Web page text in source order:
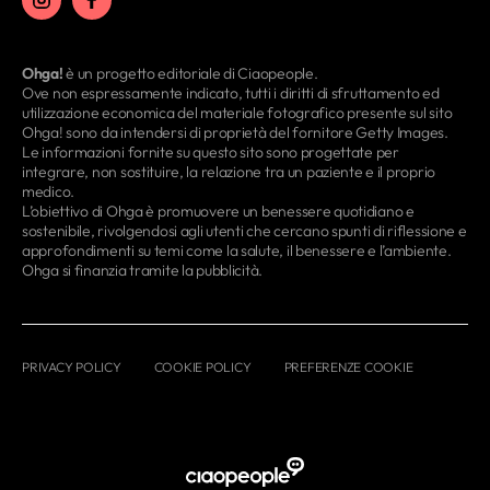
Ohga!è un progetto editoriale di Ciaopeople.
Ove non espressamente indicato, tutti i diritti di sfruttamento ed
utilizzazione economica del materiale fotografico presente sul sito
Ohga! sono da intendersi di proprietà del fornitore Getty Images.
Le informazioni fornite su questo sito sono progettate per
integrare, non sostituire, la relazione tra un paziente e il proprio
medico.
L’obiettivo di Ohga è promuovere un benessere quotidiano e
sostenibile, rivolgendosi agli utenti che cercano spunti di riflessione e
approfondimenti su temi come la salute, il benessere e l’ambiente.
Ohga si finanzia tramite la pubblicità.
PRIVACY POLICY COOKIE POLICY PREFERENZE COOKIE